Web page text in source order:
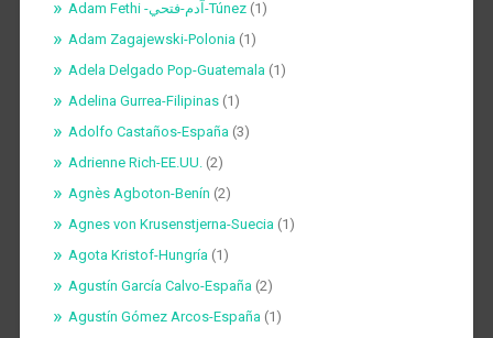
Adam Fethi -آدم-فتحي-Túnez(1)
Adam Zagajewski-Polonia(1)
Adela Delgado Pop-Guatemala(1)
Adelina Gurrea-Filipinas(1)
Adolfo Castaños-España(3)
Adrienne Rich-EE.UU.(2)
Agnès Agboton-Benín (2)
Agnes von Krusenstjerna-Suecia(1)
Agota Kristof-Hungría(1)
Agustín García Calvo-España(2)
Agustín Gómez Arcos-España(1)